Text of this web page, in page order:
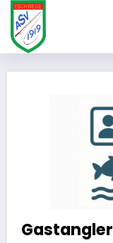
Zum
Inhalt
springen
Gastangler